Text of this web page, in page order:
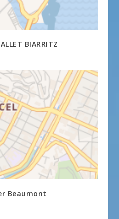
BIARRITZ
Beaumont